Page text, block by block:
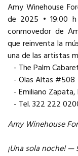
Amy Winehouse
de 2025 • 19:00
conmovedor de
que reinventa la
una de las artistas
- The Palm
- Olas Altas #508
- Emiliano
- Tel. 322 222
Amy Winehouse
¡Una sola noche! —